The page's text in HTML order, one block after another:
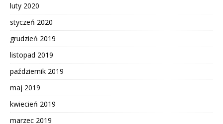
luty 2020
styczeń 2020
grudzień 2019
listopad 2019
październik 2019
maj 2019
kwiecień 2019
marzec 2019